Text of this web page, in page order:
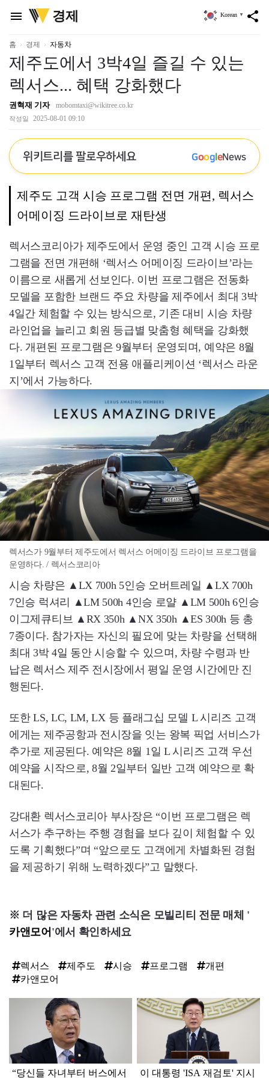
menu
위
키
리
경제 share
Korean ▼
홈 경제 자동차
제주도에서 3박4일 즐길 수 있는
렉서스... 혜택 강화했다
권혁재 기자 mobomtaxi@wikitree.co.kr
작성일 2025-08-01 09:10
위키트리를 팔로우하세요 GoogleNews
제주도 고객 시승 프로그램 전면 개편, 렉서스
어메이징 드라이브로 재탄생
렉서스코리아가 제주도에서 운영 중인 고객 시승 프로
그램을 전면 개편해 ‘렉서스 어메이징 드라이브’라는
이름으로 새롭게 선보인다. 이번 프로그램은 전동화
모델을 포함한 브랜드 주요 차량을 제주에서 최대 3박
4일간 체험할 수 있는 방식으로, 기존 대비 시승 차량
라인업을 늘리고 회원 등급별 맞춤형 혜택을 강화했
다. 개편된 프로그램은 9월부터 운영되며, 예약은 8월
1일부터 렉서스 고객 전용 애플리케이션 ‘렉서스 라운
지’에서 가능하다.
렉서스가 9월부터 제주도에서 렉서스 어메이징 드라이브 프로그램을
운영하다. / 렉서스코리아
시승 차량은 ▲LX 700h 5인승 오버트레일 ▲LX 700h
7인승 럭셔리 ▲LM 500h 4인승 로얄 ▲LM 500h 6인승
이그제큐티브 ▲RX 350h ▲NX 350h ▲ES 300h 등 총
7종이다. 참가자는 자신의 필요에 맞는 차량을 선택해
최대 3박 4일 동안 시승할 수 있으며, 차량 수령과 반
납은 렉서스 제주 전시장에서 평일 운영 시간에만 진
행된다.
또한 LS, LC, LM, LX 등 플래그십 모델 L 시리즈 고객
에게는 제주공항과 전시장을 잇는 왕복 픽업 서비스가
추가로 제공된다. 예약은 8월 1일 L 시리즈 고객 우선
예약을 시작으로, 8월 2일부터 일반 고객 예약으로 확
대된다.
강대환 렉서스코리아 부사장은 “이번 프로그램은 렉
서스가 추구하는 주행 경험을 보다 깊이 체험할 수 있
도록 기획했다”며 “앞으로도 고객에게 차별화된 경험
을 제공하기 위해 노력하겠다”고 말했다.
※ 더 많은 자동차 관련 소식은 모빌리티 전문 매체 '
카앤모어 '에서 확인하세요
렉서스 제주도 시승 프로그램
개편
카앤모어
“당신들 자녀부터 버스에서 이 대통령 'ISA 재검토' 지시